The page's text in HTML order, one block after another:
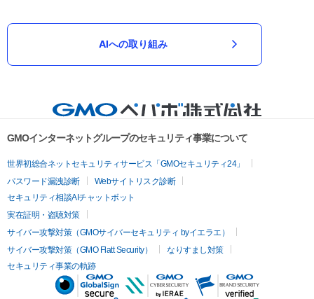
AIへの取り組み
GMOインターネットグループのセキュリティ事業について
世界初総合ネットセキュリティサービス「GMOセキュリティ24」
パスワード漏洩診断
Webサイトリスク診断
セキュリティ相談AIチャットボット
実在証明・盗聴対策
サイバー攻撃対策（GMOサイバーセキュリティ byイエラエ）
サイバー攻撃対策（GMO Flatt Security）
なりすまし対策
セキュリティ事業の軌跡